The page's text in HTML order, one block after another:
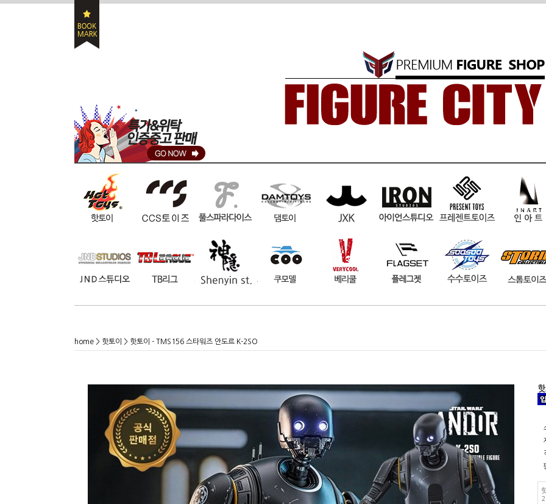
home > 핫토이 > 핫토이 - TMS156 스타워즈 안도르 K-2SO